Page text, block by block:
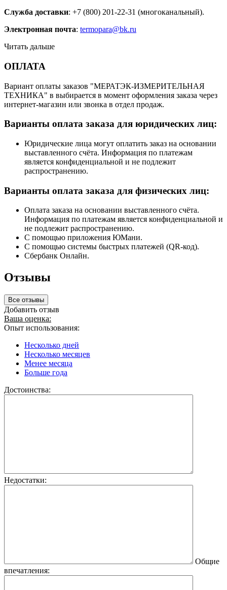
Служба доставки: +7 (800) 201-22-31 (многоканальный).
Электронная почта: termopara@bk.ru
Читать дальше
ОПЛАТА
Вариант оплаты заказов "МЕРАТЭК-ИЗМЕРИТЕЛЬНАЯ
ТЕХНИКА" в выбирается в момент оформления заказа через
интернет-магазин или звонка в отдел продаж.
Варианты оплата заказа для юридических лиц:
Юридические лица могут оплатить заказ на основании
выставленного счёта. Информация по платежам
является конфиденциальной и не подлежит
распространению.
Варианты оплата заказа для физических лиц:
Оплата заказа на основании выставленного счёта.
Информация по платежам является конфиденциальной и
не подлежит распространению.
С помощью приложения ЮМани.
С помощью системы быстрых платежей (QR-код).
Сбербанк Онлайн.
Отзывы
Все отзывы
Добавить отзыв
Ваша оценка:
Опыт использования:
Несколько дней
Несколько месяцев
Менее месяца
Больше года
Достоинства:
Недостатки:
Общие
впечатления: